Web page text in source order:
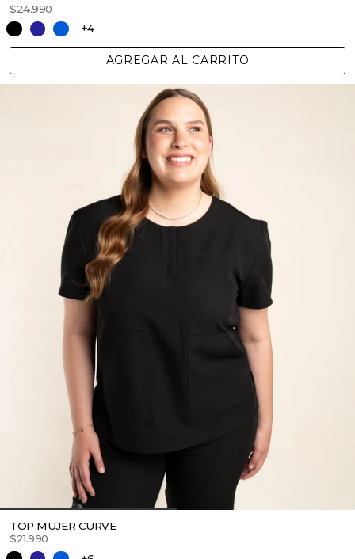
$24.990
+4
AGREGAR AL CARRITO
TOP MUJER CURVE
$21.990